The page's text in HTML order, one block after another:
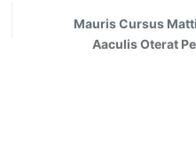
Mauris Cursus
Aaculis Oterat